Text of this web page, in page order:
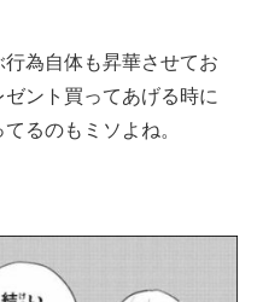
為自体も昇華させてお
ント買ってあげる時に
るのもミソよね。